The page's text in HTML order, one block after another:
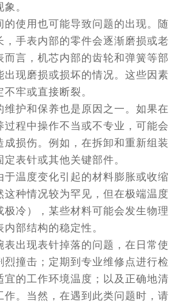
。
使用也可能导致问题的出现。随
，手表内部的零件会逐渐磨损或老
而言，机芯内部的齿轮和弹簧等部
出现磨损或损坏的情况。这些因素
牢或直接断裂。
护和保养也是原因之一。如果在
过程中操作不当或不专业，可能会
成损伤。例如，在拆卸和重新组装
表针或其他关键部件。
温度变化引起的材料膨胀或收缩
这种情况较为罕见，但在极端温度
极冷），某些材料可能会发生物理
部结构的稳定性。
出现表针掉落的问题，在日常使
烈撞击；定期到专业维修点进行检
宜的工作环境温度；以及正确地清
作。当然，在遇到此类问题时，请